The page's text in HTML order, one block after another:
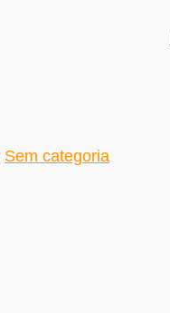
Sem categoria